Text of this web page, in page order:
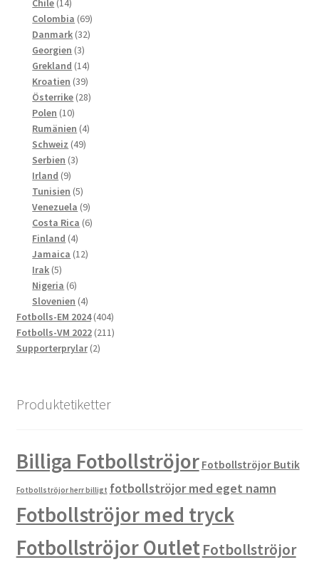
Chile 14
produkter
Colombia 6969
produkter
Danmark 3232
Georgien 33
produkter
Grekland 1414
produkter
Kroatien 3939
produkter
Österrike 2828
Polen 1010
produkter
Rumänien 44
Schweiz 4949
Serbien 33
Irland 99
produkter
Tunisien 55
produkter
Venezuela 99
produkter
Costa Rica 66
Finland 44
produkter
Jamaica 1212
Irak 55
produkter
Nigeria 66
produkter
Slovenien 44
produkter
Fotbolls-EM 2024 404404
produkter
Fotbolls-VM 2022 211211
Supporterprylar 22
Produktetiketter
Billiga Fotbollströjor Fotbollströjor Butik
Fotbollströjor herr billigt fotbollströjor med eget namn
Fotbollströjor med tryck
Fotbollströjor OutletFotbollströjor